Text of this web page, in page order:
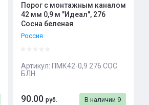
Порог с монтажным каналом
42 мм 0,9 м "Идеал", 276
Сосна беленая
Россия
Артикул: ПМК42-0,9 276 СОС
БЛН
В наличии 9
90.00 руб.